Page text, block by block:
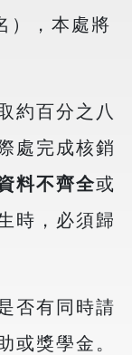
），本處將
約百分之八
處完成核銷
料不齊全或
時，必須歸
否有同時請
或獎學金。